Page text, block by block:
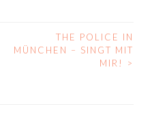
THE POLICE IN
MÜNCHEN – SINGT MIT
MIR!
>